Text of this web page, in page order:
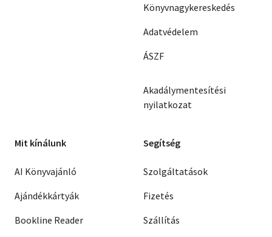
Könyvnagykereskedés
Adatvédelem
ÁSZF
Akadálymentesítési
nyilatkozat
Mit kínálunk
AI Könyvajánló
Ajándékkártyák
Bookline Reader
Segítség
Szolgáltatások
Fizetés
Szállítás